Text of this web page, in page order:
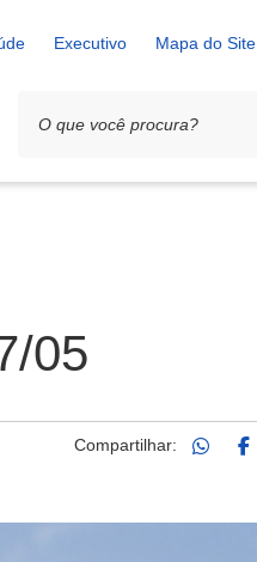
Executivo Mapa do Site
05
Compartilhar: